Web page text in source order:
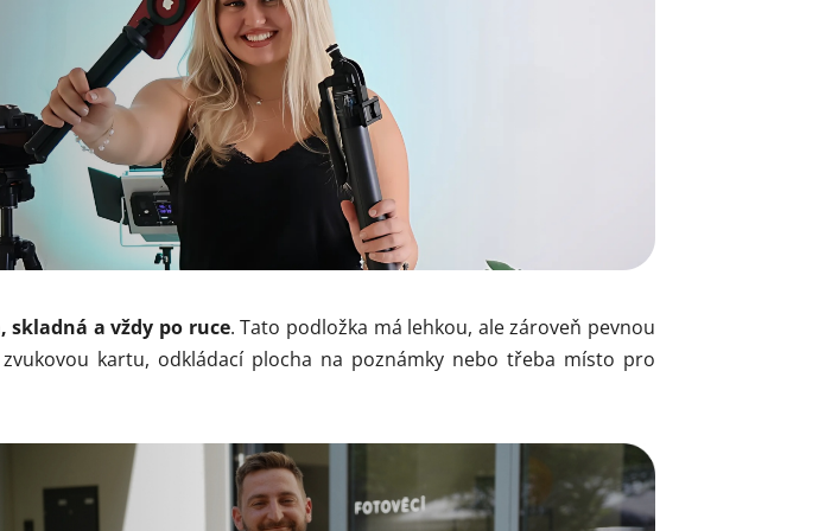
skladná a vždy po ruce. Tato podložka má lehkou, ale zároveň pevnou
kartu, odkládací plocha na poznámky nebo třeba místo pro